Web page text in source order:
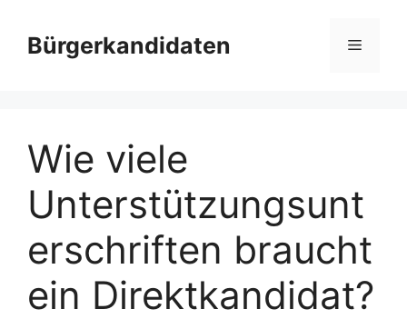
Inhalt
springen
Bürgerkandidaten Menü
Wie viele
Unterstützungsunt
erschriften braucht
ein Direktkandidat?